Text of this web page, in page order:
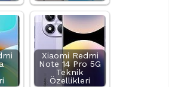
Xiaomi Redmi
Note 14 Pro 5G
Teknik
Özellikleri
Google Pixel 10 Pro Teknik
Özellikleri
√ Temel Teknik Özellikleri √ Temel Teknik
Özellikler ve Detaylı Bilgileri. Ekran: 6.3 inç,